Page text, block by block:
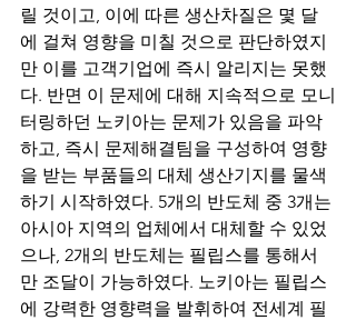
릴 것이고, 이에 따른 생산차질은 몇 달
에 걸쳐 영향을 미칠 것으로 판단하였지
만 이를 고객기업에 즉시 알리지는 못했
다. 반면 이 문제에 대해 지속적으로 모니
터링하던 노키아는 문제가 있음을 파악
하고, 즉시 문제해결팀을 구성하여 영향
을 받는 부품들의 대체 생산기지를 물색
하기 시작하였다. 5개의 반도체 중 3개는
아시아 지역의 업체에서 대체할 수 있었
으나, 2개의 반도체는 필립스를 통해서
만 조달이 가능하였다. 노키아는 필립스
에 강력한 영향력을 발휘하여 전세계 필